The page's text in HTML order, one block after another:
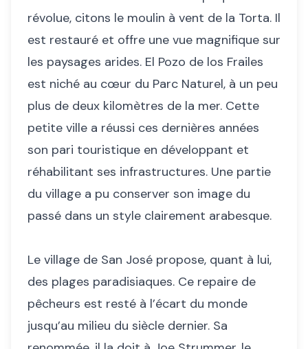
révolue, citons le moulin à vent de la Torta. Il
est restauré et offre une vue magnifique sur
les paysages arides. El Pozo de los Frailes
est niché au cœur du Parc Naturel, à un peu
plus de deux kilomètres de la mer. Cette
petite ville a réussi ces dernières années
son pari touristique en développant et
réhabilitant ses infrastructures. Une partie
du village a pu conserver son image du
passé dans un style clairement arabesque.
Le village de San José propose, quant à lui,
des plages paradisiaques. Ce repaire de
pêcheurs est resté à l’écart du monde
jusqu’au milieu du siècle dernier. Sa